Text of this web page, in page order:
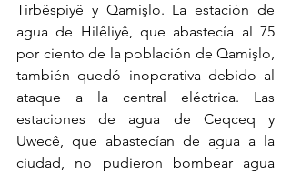
Tirbêspiyê y Qamişlo. La estación de
agua de Hilêliyê, que abastecía al 75
por ciento de la población de Qamişlo,
también quedó inoperativa debido al
ataque a la central eléctrica. Las
estaciones de agua de Ceqceq y
Uwecê, que abastecían de agua a la
ciudad, no pudieron bombear agua